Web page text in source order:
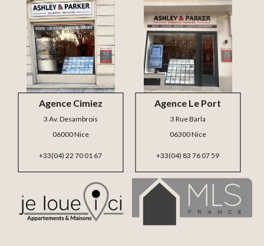
Agence Le Port
3 Rue Barla
06300 Nice
+33(04) 83 76 07 59
Agence Cimiez
3 Av. Desambrois
06000 Nice
+33(04) 22 70 01 67